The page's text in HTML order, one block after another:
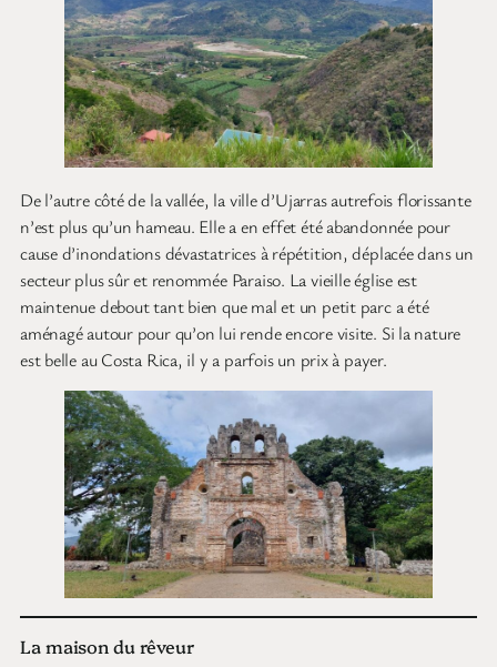
De l’autre côté de la vallée, la ville d’Ujarras autrefois florissante
n’est plus qu’un hameau. Elle a en effet été abandonnée pour
cause d’inondations dévastatrices à répétition, déplacée dans un
secteur plus sûr et renommée Paraiso. La vieille église est
maintenue debout tant bien que mal et un petit parc a été
aménagé autour pour qu’on lui rende encore visite. Si la nature
est belle au Costa Rica, il y a parfois un prix à payer.
La maison du rêveur